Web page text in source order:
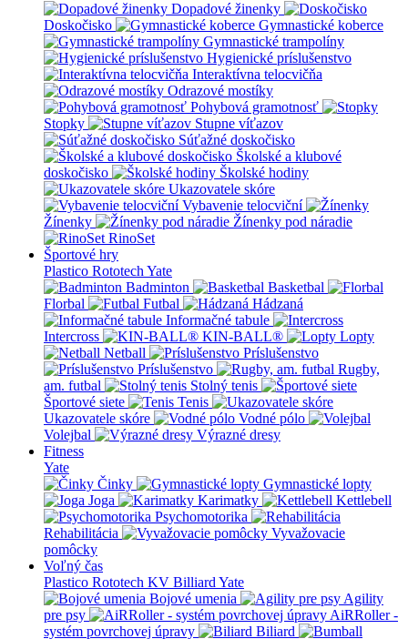
Dopadové žinenky
Doskočisko
Gymnastické koberce
Gymnastické trampolíny
Hygienické príslušenstvo
Interaktívna telocvičňa
Odrazové mostíky
Pohybová gramotnosť
Stopky
Stupne víťazov
Súťažné doskočisko
Školské a klubové
doskočisko
Školské hodiny
Ukazovatele skóre
Vybavenie telocviční
Žínenky
Žínenky pod náradie
RinoSet
Športové hry
Plastico Rototech Yate
Badminton
Basketbal
Florbal
Futbal
Hádzaná
Informačné tabule
Intercross
KIN-BALL®
Lopty
Netball
Príslušenstvo
Príslušenstvo
Rugby,
am. futbal
Stolný tenis
Športové siete
Tenis
Ukazovatele skóre
Vodné pólo
Volejbal
Výrazné dresy
Fitness
Yate
Činky
Gymnastické lopty
Joga
Karimatky
Kettlebell
Psychomotorika
Rehabilitácia
Vyvažovacie
pomôcky
Voľný čas
Plastico Rototech KV Billiard Yate
Bojové umenia
Agility
pre psy
AiRRoller -
systém povrchovej úpravy
Biliard